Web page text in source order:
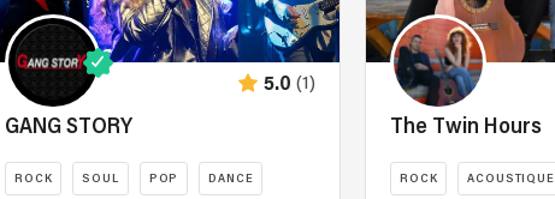
5.0 (1)
GANG STORY
ROCK SOUL POP DANCE
The Twin Hours
ROCK ACOUSTIQUE